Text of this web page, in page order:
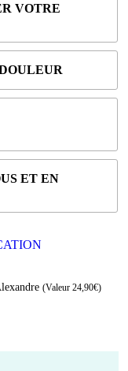
VOTRE
ET EN
(Valeur 24,90€)